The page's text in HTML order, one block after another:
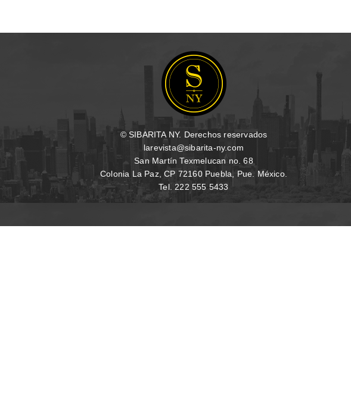
© SIBARITA NY. Derechos reservados
larevista@sibarita-ny.com
San Martín Texmelucan no. 68
Colonia La Paz, CP 72160 Puebla, Pue. México.
Tel. 222 555 5433